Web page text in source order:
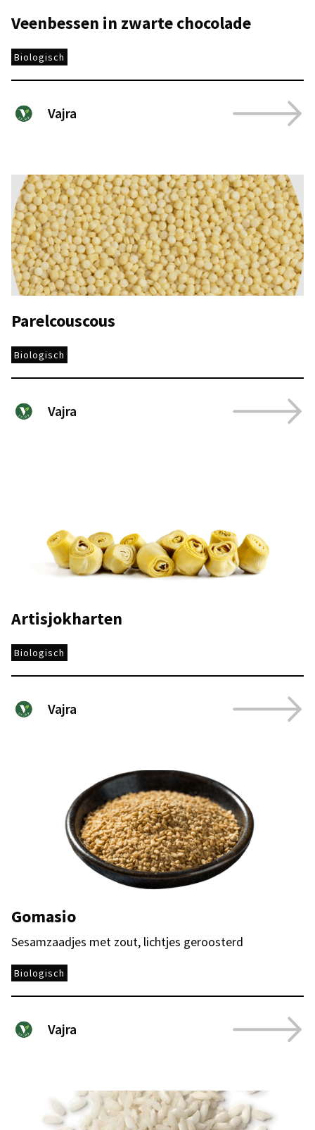
Veenbessen in zwarte chocolade
Biologisch
Vajra
Parelcouscous
Biologisch
Vajra
Artisjokharten
Biologisch
Vajra
Gomasio
Sesamzaadjes met zout, lichtjes geroosterd
Biologisch
Vajra